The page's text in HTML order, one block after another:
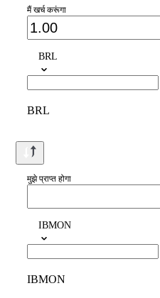
मैं खर्च करूंगा
BRL
BRL
मुझे प्राप्त होगा
IBMON
IBMON